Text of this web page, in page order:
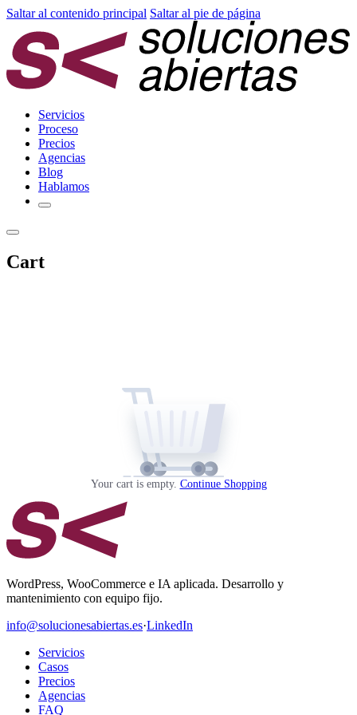
Saltar al contenido principal Saltar al pie de página
Servicios
Proceso
Precios
Agencias
Blog
Hablamos
Cart
Your cart is empty. Continue Shopping
WordPress, WooCommerce e IA aplicada. Desarrollo y
mantenimiento con equipo fijo.
info@solucionesabiertas.es·LinkedIn
Servicios
Casos
Precios
Agencias
FAQ